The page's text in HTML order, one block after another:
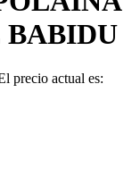
BABIDU
precio actual es: